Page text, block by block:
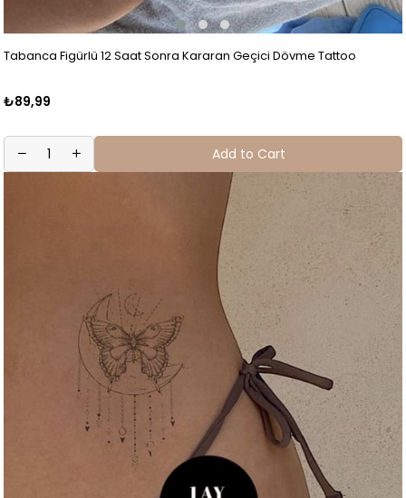
Tabanca Figürlü 12 Saat Sonra Kararan Geçici Dövme Tattoo
₺89,99
Add to Cart